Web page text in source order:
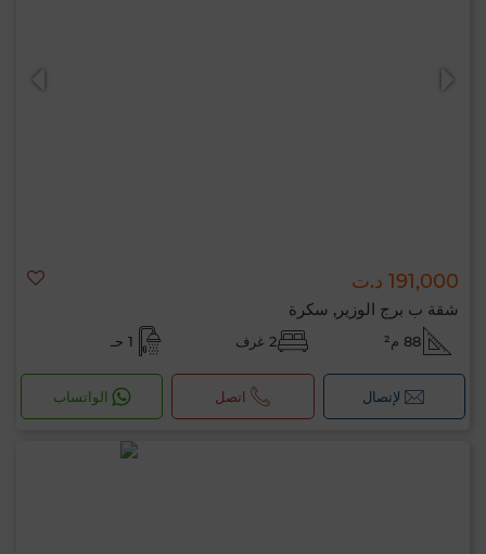
191,000 د.ت
شقة ب برج الوزير, سكرة
88 م² 2 غرف 1 حـ
لإتصال اتصل الواتساب